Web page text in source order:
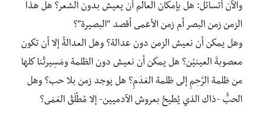
والآن أتسائل: هل بإمكان العالم أن يعيش بدون الشعر؟ هل هذا
الزمن زمن البصر أم زمن الأعمى أقصد “البصيرة”؟
وهل يمكن أن نعيش الزمن دون عدالة؟ وهل العدالةُ إلا أن تكون
معصوبةَ العينيْن؟ هل يمكن أن نعيش دون الظلمة ومَسِيرتُنا كلها
من ظلمة الرَّحِمِ إلى ظلمة العَدَمِ؟ هل يوجد زمن بلا حب؟ وهل
الحبُّ -ذاك الذي يُطيحُ بعروش الآدميين- إلا مُطْلَقُ العَمَى؟